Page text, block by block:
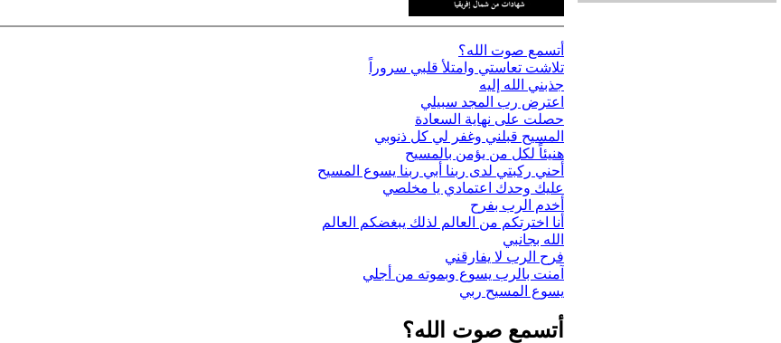
أتسمع صوت الله؟
تلاشت تعاستي وامتلأ قلبي سروراً
جذبني الله إليه
اعترض رب المجد سبيلي
حصلت على نهاية السعادة
المسيح قبلني وغفر لي كل ذنوبي
هنيئاً لكل من يؤمن بالمسيح
أحني ركبتي لدى ربنا أبي ربنا يسوع المسيح
عليك وحدك اعتمادي يا مخلصي
أخدم الرب بفرح
أنا اخترتكم من العالم لذلك يبغضكم العالم
الله بجانبي
فرح الرب لا يفارقني
آمنت بالرب يسوع وبموته من أجلي
يسوع المسيح ربي
أتسمع صوت الله؟